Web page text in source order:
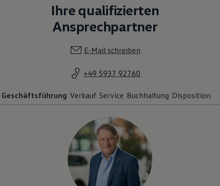
Ihre qualifizierten
Ansprechpartner
E-Mail schreiben
+49 5937 92760
Geschäftsführung Verkauf Service Buchhaltung Disposition